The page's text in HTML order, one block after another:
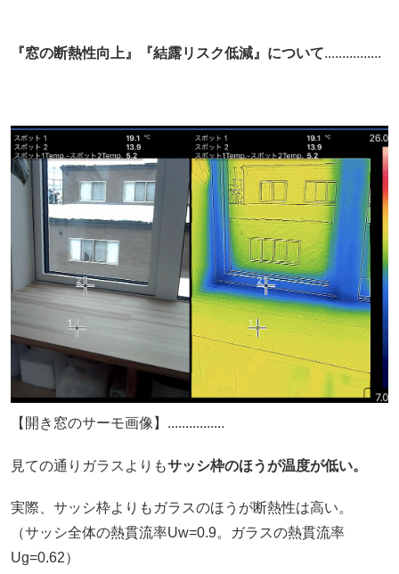
『窓の断熱性向上』『結露リスク低減』について................
【開き窓のサーモ画像】................
見ての通りガラスよりもサッシ枠のほうが温度が低い。
実際、サッシ枠よりもガラスのほうが断熱性は高い。
（サッシ全体の熱貫流率Uw=0.9。ガラスの熱貫流率
Ug=0.62）